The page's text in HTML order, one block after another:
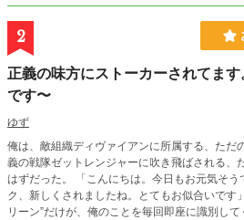
てもいいってこと？」 （中略） 花井は、口元を覆い隠して
いたオレの手を取り、右手
るほうの左手で、オレの、
だったんだ。みんなに知られるのが」 知ら
2
正義の味方にストーカーされてま
です〜
ゆず
俺は、敵組織ディヴァイアンに所属する、ただ
義の戦隊ゼットレンジャーに吹き飛ばされる、ただ
はずだった。 「こんにちは。今日もお元気そうで安心しました」 「そのマス
ク、新しくされましたね。とてもお似合いです」 ……なぜか、ヒーロー側の“グ
リーン”だけが、俺のことを毎回即座に識別してくる。 どんなマスクを